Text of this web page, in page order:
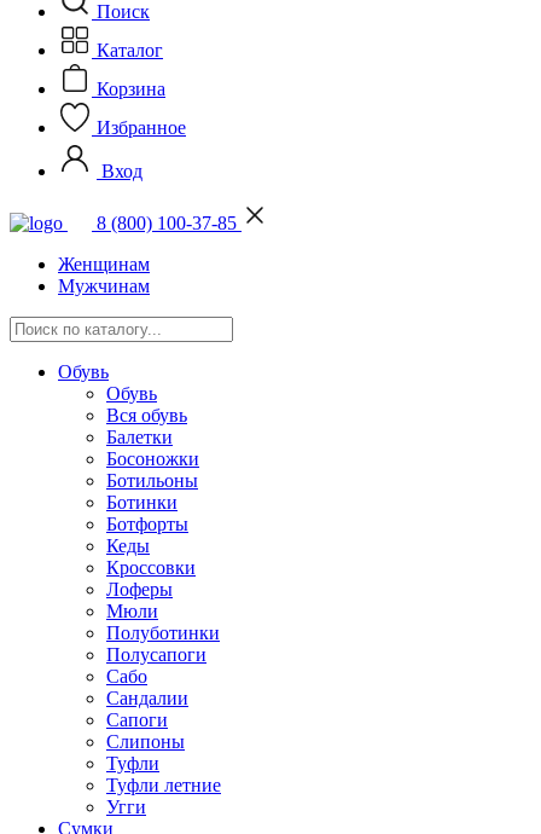
Поиск
Каталог
Корзина
Избранное
Вход
8 (800) 100-37-85
Женщинам
Мужчинам
Обувь
Обувь
Вся обувь
Балетки
Босоножки
Ботильоны
Ботинки
Ботфорты
Кеды
Кроссовки
Лоферы
Мюли
Полуботинки
Полусапоги
Сабо
Сандалии
Сапоги
Слипоны
Туфли
Туфли летние
Угги
Сумки